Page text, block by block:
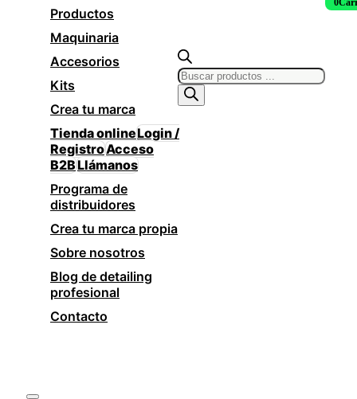
Productos
Maquinaria
Accesorios
Kits
Crea tu marca
Tienda onlineLogin /
RegistroAcceso
B2BLlámanos
Programa de
distribuidores
Crea tu marca propia
Sobre nosotros
Blog de detailing
profesional
Contacto
Products
search
0